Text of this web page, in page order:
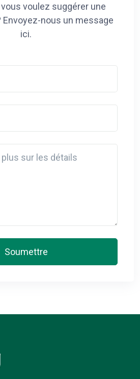
voulez suggérer une
nous un message
ici.
Soumettre